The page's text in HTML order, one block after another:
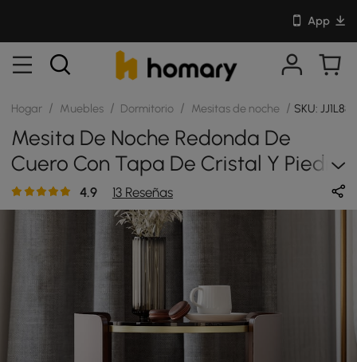
App
Hogar / Muebles / Dormitorio / Mesitas de noche / SKU:
Mesita De Noche Redonda De
Cuero Con Tapa De Cristal Y Piedra
Y Un Cajón Gris
4.9 13 Reseñas